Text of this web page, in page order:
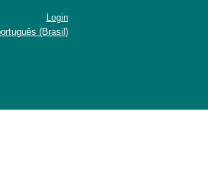
Login
(Brasil)